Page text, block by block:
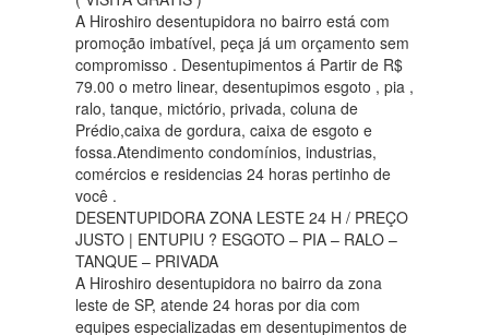
A Hiroshiro desentupidora no bairro está com
promoção imbatível, peça já um orçamento sem
compromisso . Desentupimentos á Partir de R$
79.00 o metro linear, desentupimos esgoto , pia ,
ralo, tanque, mictório, privada, coluna de
Prédio,caixa de gordura, caixa de esgoto e
fossa.Atendimento condomínios, industrias,
comércios e residencias 24 horas pertinho de
você .
DESENTUPIDORA ZONA LESTE 24 H / PREÇO
JUSTO | ENTUPIU ? ESGOTO – PIA – RALO –
TANQUE – PRIVADA
A Hiroshiro desentupidora no bairro da zona
leste de SP, atende 24 horas por dia com
equipes especializadas em desentupimentos de